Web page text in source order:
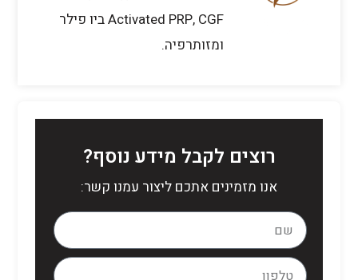
Activated PRP, CGF ביו פילר
ומזותרפיה.
רוצים לקבל מידע נוסף?
אנו מזמינים אתכם ליצור עמנו קשר: